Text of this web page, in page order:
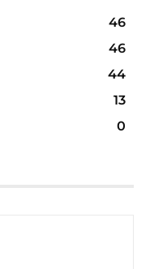
46
46
44
13
0